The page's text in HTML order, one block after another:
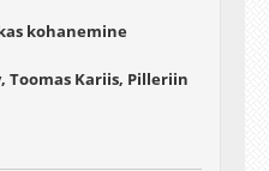
kohanemine
Toomas Kariis, Pilleriin